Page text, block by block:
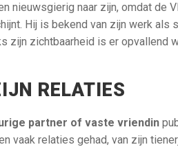
nieuwsgierig naar zijn, omdat de
Hij is bekend van zijn werk als
zijn zichtbaarheid is er opvallend
RELATIES
partner of vaste vriendin
vaak relaties gehad, van zijn